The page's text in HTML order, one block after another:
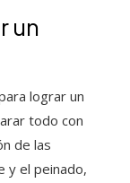
un
lograr un
todo con
de las
y el peinado,